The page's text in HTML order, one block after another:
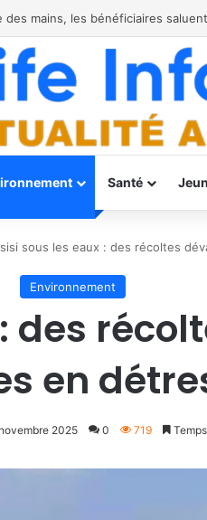
Santé
sous les eaux : des récoltes
Environnement
des
en
2025 0 719